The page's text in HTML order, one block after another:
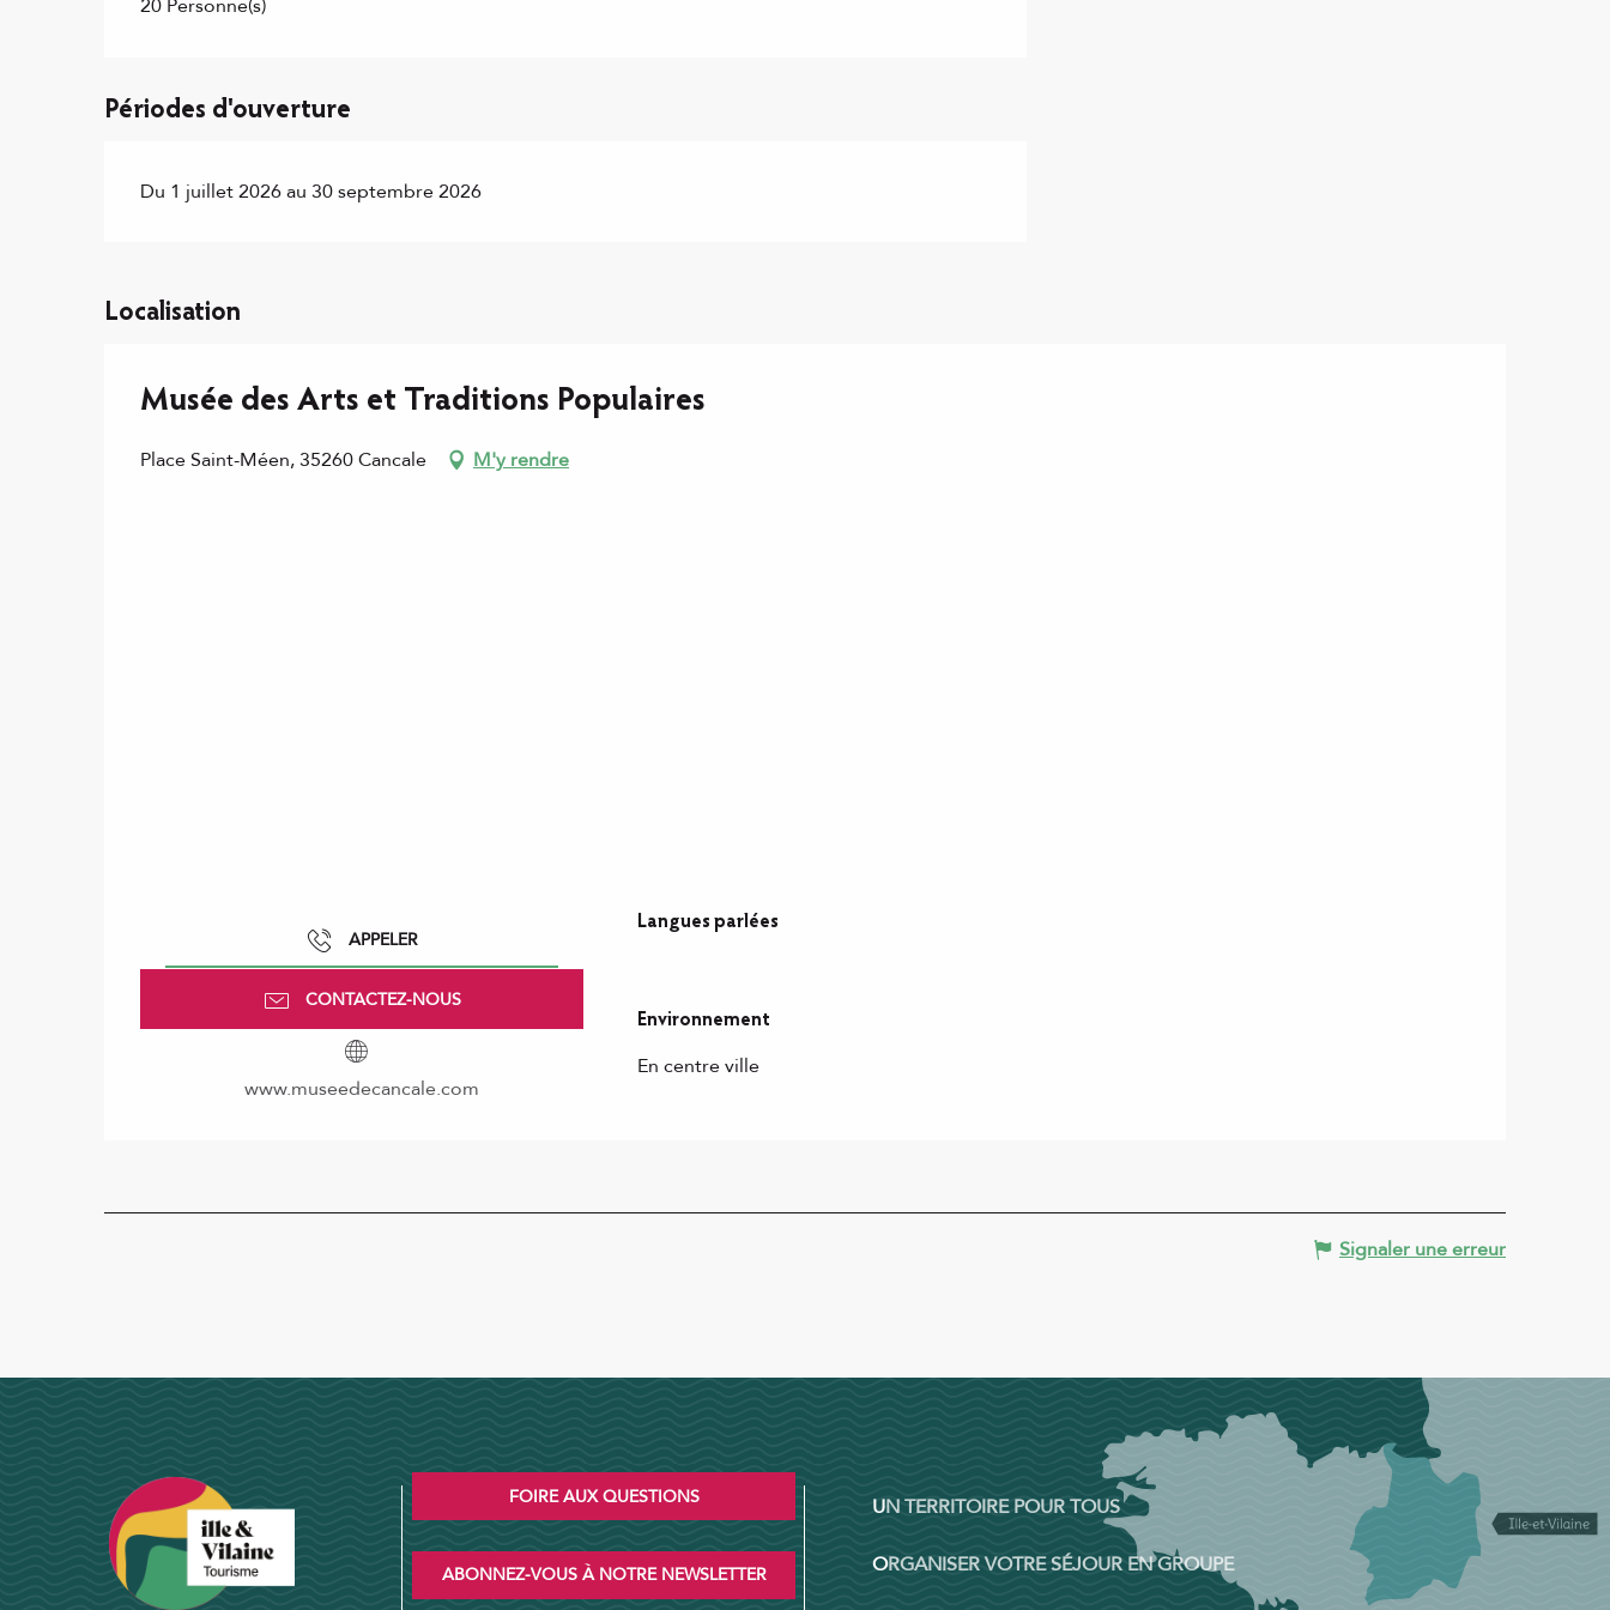
20 Personne(s)
Périodes d'ouverture
Du 1 juillet 2026 au 30 septembre 2026
Localisation
Musée des Arts et Traditions Populaires
Place Saint-Méen, 35260 Cancale M'y rendre
APPELER
CONTACTEZ-NOUS
www.museedecancale.com
Langues parlées
Langues parlées
Environnement
Environnement
En centre ville
Signaler une erreur
FOIRE AUX QUESTIONS
ABONNEZ-VOUS À NOTRE NEWSLETTER
UN TERRITOIRE POUR TOUS
ORGANISER VOTRE SÉJOUR EN GROUPE